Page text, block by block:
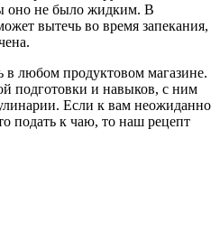
оно не было жидким. В
вытечь во время запекания,
в любом продуктовом магазине.
подготовки и навыков, с ним
Если к вам неожиданно
подать к чаю, то наш рецепт